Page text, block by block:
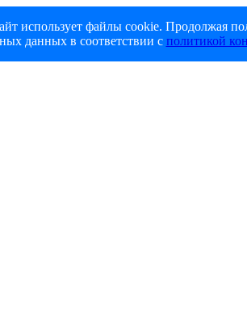
использует файлы cookie. Продолжая
данных в соответствии с политикой